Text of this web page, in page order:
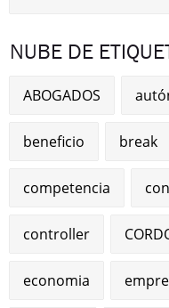
NUBE DE
ABOGADOS
beneficio break
competencia
controller
economia